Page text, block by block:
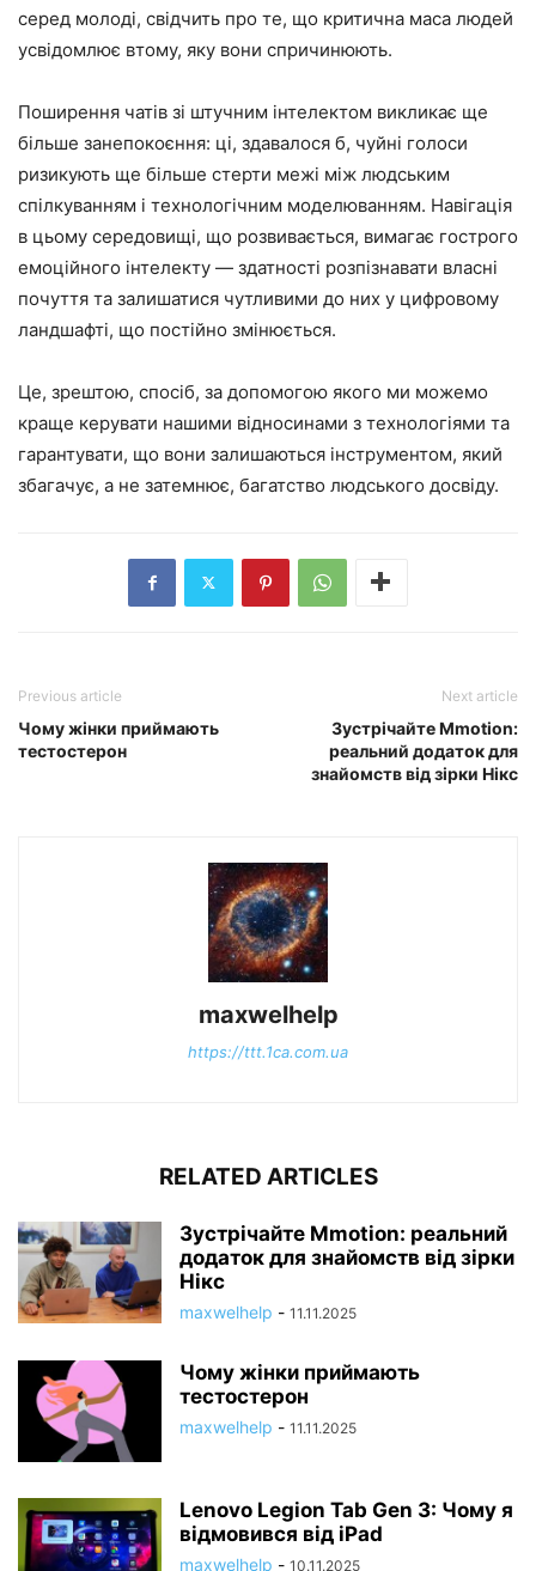
серед молоді, свідчить про те, що критична маса людей
усвідомлює втому, яку вони спричинюють.
Поширення чатів зі штучним інтелектом викликає ще
більше занепокоєння: ці, здавалося б, чуйні голоси
ризикують ще більше стерти межі між людським
спілкуванням і технологічним моделюванням. Навігація
в цьому середовищі, що розвивається, вимагає гострого
емоційного інтелекту — здатності розпізнавати власні
почуття та залишатися чутливими до них у цифровому
ландшафті, що постійно змінюється.
Це, зрештою, спосіб, за допомогою якого ми можемо
краще керувати нашими відносинами з технологіями та
гарантувати, що вони залишаються інструментом, який
збагачує, а не затемнює, багатство людського досвіду.
Previous article
Чому жінки приймають
тестостерон
Next article
Зустрічайте Mmotion:
реальний додаток для
знайомств від зірки Нікс
maxwelhelp
https://ttt.1ca.com.ua
RELATED ARTICLES
Зустрічайте Mmotion: реальний
додаток для знайомств від зірки
Нікс
maxwelhelp - 11.11.2025
Чому жінки приймають
тестостерон
maxwelhelp - 11.11.2025
Lenovo Legion Tab Gen 3: Чому я
відмовився від iPad
maxwelhelp - 10.11.2025